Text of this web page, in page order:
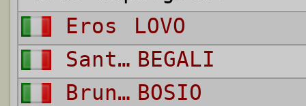
Eros
LOVO
Sante BEGALI
Bruno BOSIO